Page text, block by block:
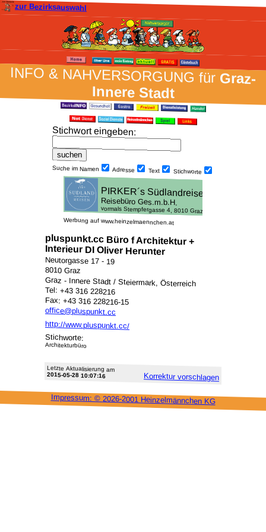
zur Bezirksauswahl
INFO & NAH­VER­SORG­UNG fürGraz-
Innere Stadt
Stich­wort ein­geben:
Suche im Namen Adresse Text Stich­worte
Werbung auf www.heinzelmaennchen.at
pluspunkt.cc Büro f Architektur +
Interieur DI Oliver Herunter
Neutorgasse 17 - 19
8010 Graz
Graz - Innere Stadt / Steiermark, Österreich
Tel: +43 316 228216
Fax: +43 316 228216-15
office@pluspunkt.cc
http://www.pluspunkt.cc/
Stichworte:
Architekturbüro
Letzte Aktu­alisie­rung am
2015-05-28 10:07:16 Korrektur vor­schlagen
Impressum: © 2026-2001 Heinzel­männchen KG